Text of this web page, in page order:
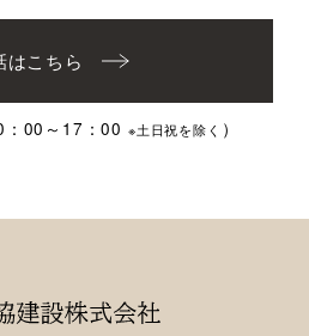
はこちら
00～17：00 ※土日祝を除く ）